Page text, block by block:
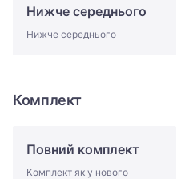
Нижче середнього
Нижче середнього
Комплект
Повний комплект
Комплект як у нового